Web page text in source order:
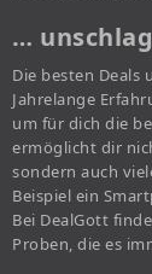
…
Die besten Deals
Jahrelange
um für dich die
ermöglicht dir
sondern auch
Beispiel ein
Bei DealGott
Proben, die es